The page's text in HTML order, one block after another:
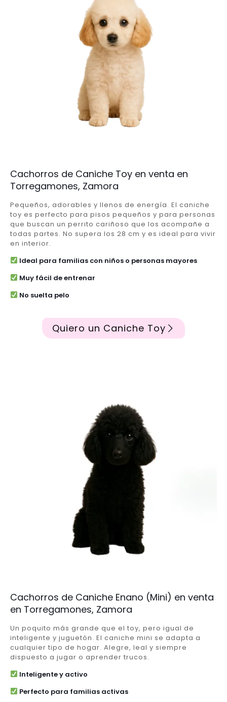
Cachorros de Caniche Toy en venta en
Torregamones, Zamora
Pequeños, adorables y llenos de energía. El caniche
toy es perfecto para pisos pequeños y para personas
que buscan un perrito cariñoso que los acompañe a
todas partes. No supera los 28 cm y es ideal para vivir
en interior.
Ideal para familias con niños o personas mayores
Muy fácil de entrenar
No suelta pelo
Quiero un Caniche Toy
Cachorros de Caniche Enano (Mini) en venta
en Torregamones, Zamora
Un poquito más grande que el toy, pero igual de
inteligente y juguetón. El caniche mini se adapta a
cualquier tipo de hogar. Alegre, leal y siempre
dispuesto a jugar o aprender trucos.
Inteligente y activo
Perfecto para familias activas